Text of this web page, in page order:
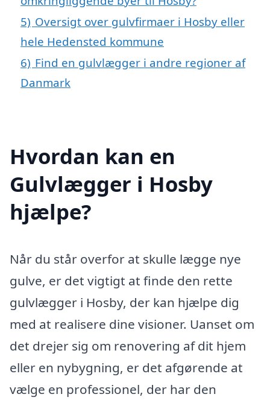
5) Oversigt over gulvfirmaer i Hosby eller
hele Hedensted kommune
6) Find en gulvlægger i andre regioner af
Danmark
Hvordan kan en
Gulvlægger i Hosby
hjælpe?
Når du står overfor at skulle lægge nye
gulve, er det vigtigt at finde den rette
gulvlægger i Hosby, der kan hjælpe dig
med at realisere dine visioner. Uanset om
det drejer sig om renovering af dit hjem
eller en nybygning, er det afgørende at
vælge en professionel, der har den